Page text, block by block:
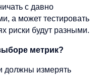
с давно
а может тестировать
риски будут разными.
метрик?
должны измерять